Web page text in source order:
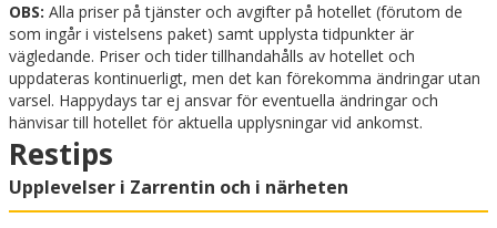
OBS: Alla priser på tjänster och avgifter på hotellet (förutom de
som ingår i vistelsens paket) samt upplysta tidpunkter är
vägledande. Priser och tider tillhandahålls av hotellet och
uppdateras kontinuerligt, men det kan förekomma ändringar utan
varsel. Happydays tar ej ansvar för eventuella ändringar och
hänvisar till hotellet för aktuella upplysningar vid ankomst.
Restips
Upplevelser i Zarrentin och i närheten